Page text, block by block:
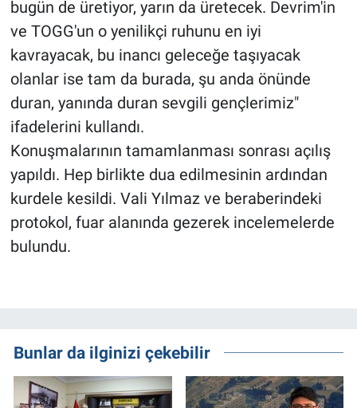
bugün de üretiyor, yarın da üretecek. Devrim'in
ve TOGG'un o yenilikçi ruhunu en iyi
kavrayacak, bu inancı geleceğe taşıyacak
olanlar ise tam da burada, şu anda önünde
duran, yanında duran sevgili gençlerimiz"
ifadelerini kullandı.
Konuşmalarının tamamlanması sonrası açılış
yapıldı. Hep birlikte dua edilmesinin ardından
kurdele kesildi. Vali Yılmaz ve beraberindeki
protokol, fuar alanında gezerek incelemelerde
bulundu.
Bunlar da ilginizi çekebilir